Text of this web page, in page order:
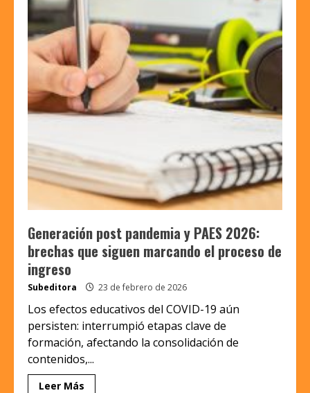
Generación post pandemia y PAES 2026:
brechas que siguen marcando el proceso de
ingreso
Subeditora 23 de febrero de 2026
Los efectos educativos del COVID-19 aún
persisten: interrumpió etapas clave de
formación, afectando la consolidación de
contenidos,...
Leer Más